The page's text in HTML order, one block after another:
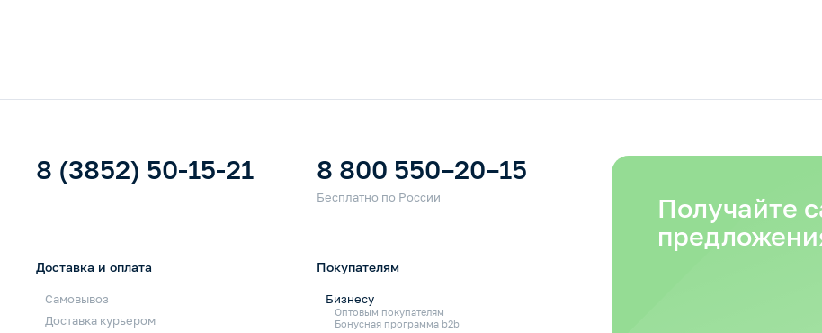
8 (3852) 50-15-21 8 800 550–20–15
Доставка и оплата
Самовывоз
Доставка курьером
Покупателям
Бизнесу
Оптовым покупателям
Бонусная программа b2b
Получайте